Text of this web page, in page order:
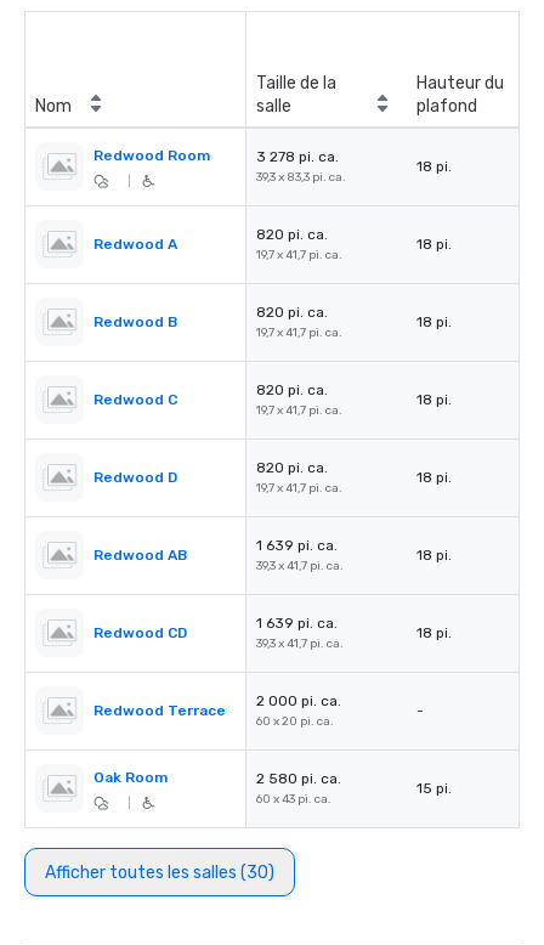
Nom
Taille de la
salle
Hauteur du
plafond
Redwood Room 3 278 pi. ca.
39,3 x 83,3 pi. ca.
18 pi.
Redwood A
820 pi. ca.
19,7 x 41,7 pi. ca.
18 pi.
Redwood B
820 pi. ca.
19,7 x 41,7 pi. ca.
18 pi.
Redwood C
820 pi. ca.
19,7 x 41,7 pi. ca.
18 pi.
Redwood D
820 pi. ca.
19,7 x 41,7 pi. ca.
18 pi.
Redwood AB
1 639 pi. ca.
39,3 x 41,7 pi. ca.
18 pi.
Redwood CD
1 639 pi. ca.
39,3 x 41,7 pi. ca.
18 pi.
Redwood Terrace
2 000 pi. ca.
60 x 20 pi. ca.
-
Oak Room 2 580 pi. ca.
60 x 43 pi. ca.
15 pi.
Afficher toutes les salles (30)